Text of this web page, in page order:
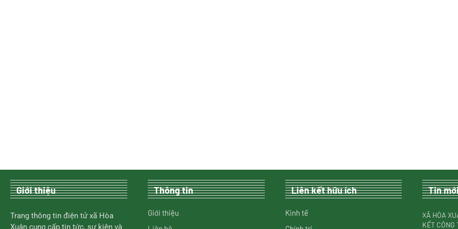
Giới thiệu
Trang thông tin điện tử xã Hòa
Xuân cung cấp tin tức, sự kiện và
Thông tin
Giới thiệu
Liên kết hữu ích
Kinh tế
Tin
XÃ HÒA
KẾT CÔNG